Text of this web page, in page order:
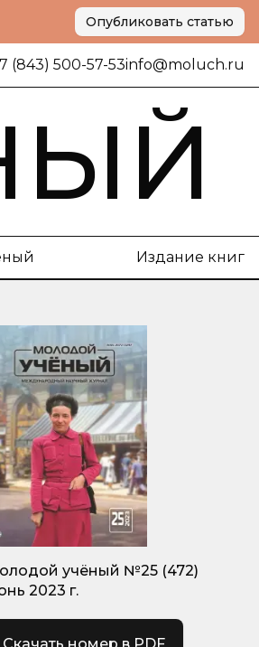
Опубликовать статью
(843) 500-57-53info@moluch.ru
Издание книг
учёный №25 (472)
2023 г.
Скачать номер в PDF